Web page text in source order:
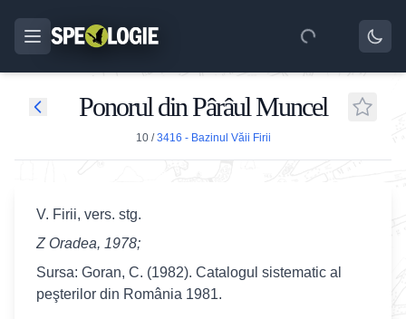
Ponorul din Pârâul Muncel
10/3416 - Bazinul Văii Firii
V. Firii, vers. stg.
Z Oradea, 1978;
Sursa: Goran, C. (1982). Catalogul sistematic al
peşterilor din România 1981.